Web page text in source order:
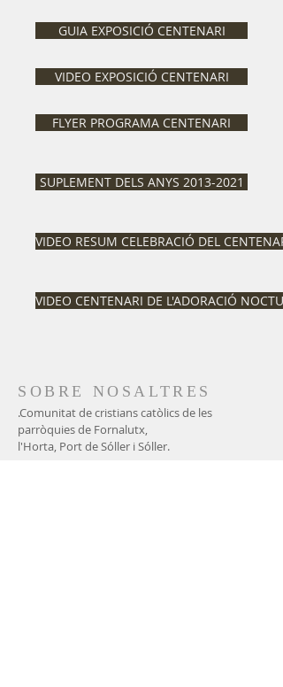
GUIA EXPOSICIÓ CENTENARI
VIDEO EXPOSICIÓ CENTENARI
FLYER PROGRAMA CENTENARI
SUPLEMENT DELS ANYS 2013-2021
VIDEO RESUM CELEBRACIÓ DEL CENTENARI
VIDEO CENTENARI DE L'ADORACIÓ
SOBRE NOSALTRES
.Comunitat de cristians catòlics de les
parròquies de Fornalutx,
l'Horta, Port de Sóller i Sóller.